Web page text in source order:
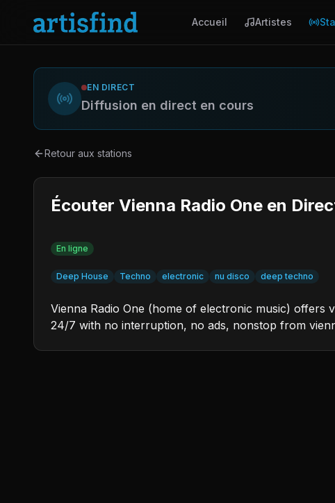
Accueil Artistes
EN DIRECT
Diffusion en direct en cours
Retour aux stations
Écouter Vienna Radio One en
En ligne
Deep House Techno electronic nu disco deep techno
Vienna Radio One (home of electronic music) offers
24/7 with no interruption, no ads, nonstop from